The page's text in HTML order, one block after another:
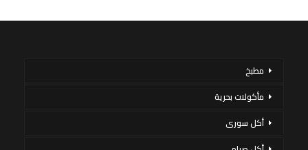
مطبخ
مأكولات بحرية
أكل سورى